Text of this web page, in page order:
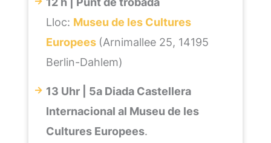
Lloc: Museu de les Cultures
Europees (Arnimallee 25, 14195
Berlin-Dahlem)
13 Uhr | 5a Diada Castellera
Internacional al Museu de les
Cultures Europees.